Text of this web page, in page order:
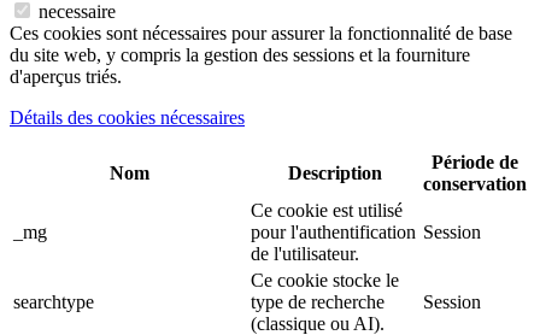
necessaire
Ces cookies sont nécessaires pour assurer la fonctionnalité de base
du site web, y compris la gestion des sessions et la fourniture
d'aperçus triés.
Détails des cookies nécessaires
Nom Description
Période de
conservation
_mg
Ce cookie est utilisé
pour l'authentification
de l'utilisateur.
Session
searchtype
Ce cookie stocke le
type de recherche
(classique ou AI).
Session